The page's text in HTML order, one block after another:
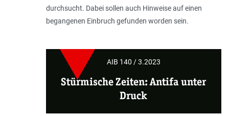
durchsucht. Dabei sollen auch Hinweise auf einen
begange­nen Einbruch gefunden worden sein.
AIB 140 / 3.2023
Stürmische Zeiten: Antifa unter
Druck